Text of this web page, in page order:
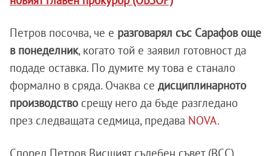
Петров посочва, че е разговарял със Сарафов още
в понеделник, когато той е заявил готовност да
подаде оставка. По думите му това е станало
формално в сряда. Очаква се дисциплинарното
производство срещу него да бъде разгледано
през следващата седмица, предава NOVA.
Според Петров Висшият съдебен съвет (ВСС)